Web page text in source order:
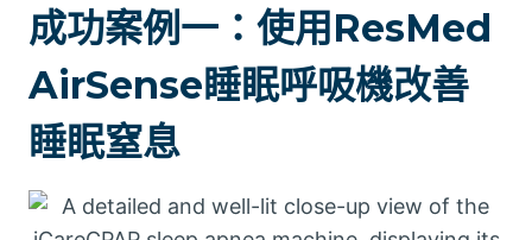
成功案例一：使用ResMed
AirSense睡眠呼吸機改善
睡眠窒息